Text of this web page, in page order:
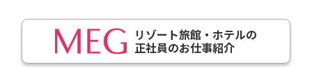
リゾート旅館・ホテルの
正社員のお仕事紹介